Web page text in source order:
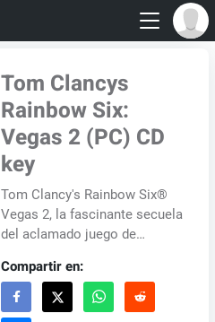
Tom Clancys
Rainbow Six:
Vegas 2 (PC) CD
key
Tom Clancy's Rainbow Six®
Vegas 2, la fascinante secuela
del aclamado juego de
regresa triunfante a Sin City.
Esta entreg...
Compartir en: